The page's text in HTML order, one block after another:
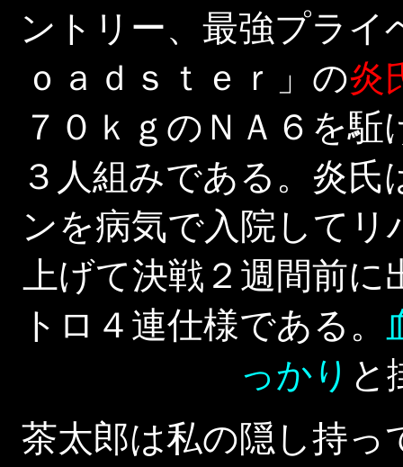
ントリー、最強プラ
ｏａｄｓｔｅｒ」の炎
７０ｋｇのＮＡ６を駈
３人組みである。炎
ンを病気で入院して
上げて決戦２週間前に
トロ４連仕様である。
っかり と
茶太郎は私の隠し持っ